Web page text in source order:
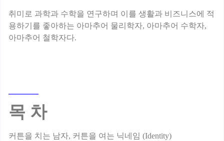
취미로 과학과 수학을 연구하며 이를 생활과 비즈니스에 적
용하기를 좋아하는 아마추어 물리학자, 아마추어 수학자,
목 차
커튼을 치는 남자, 커튼을 여는 닉네임 (Identity)